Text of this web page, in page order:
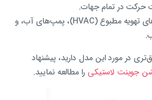
حرکت در تمام جهات.
سیستم‌های تهویه مطبوع (HVAC)، پمپ‌های آب، و
در مورد این مدل دارید، پیشنهاد
جوینت لاستیکی را مطالعه نمایید.